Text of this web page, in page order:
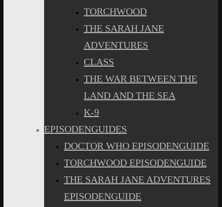
TORCHWOOD
THE SARAH JANE
ADVENTURES
CLASS
THE WAR BETWEEN THE
LAND AND THE SEA
K-9
EPISODENGUIDES
DOCTOR WHO EPISODENGUIDE
TORCHWOOD EPISODENGUIDE
THE SARAH JANE ADVENTURES
EPISODENGUIDE